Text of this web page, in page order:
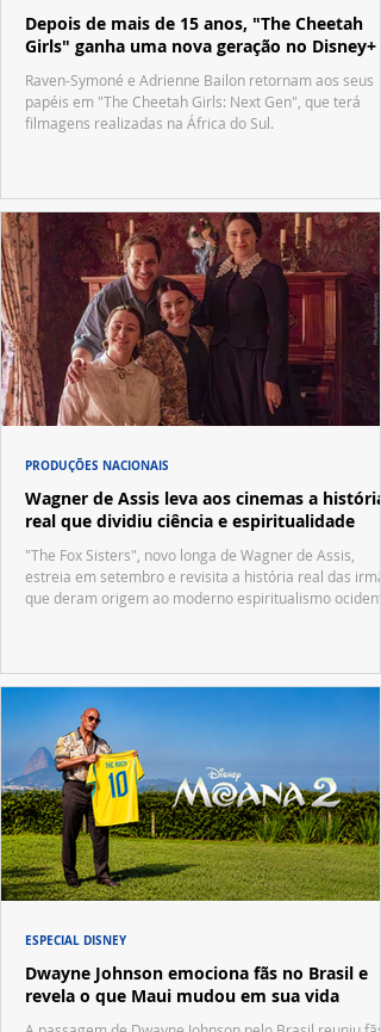
Depois de mais de 15 anos, "The Cheetah
Girls" ganha uma nova geração no Disney+
Raven-Symoné e Adrienne Bailon retornam aos seus
papéis em "The Cheetah Girls: Next Gen", que terá
filmagens realizadas na África do Sul.
Wagner de Assis leva aos cinemas a história
real que dividiu ciência e espiritualidade
"The Fox Sisters", novo longa de Wagner de Assis,
estreia em setembro e revisita a história real das
que deram origem ao moderno espiritualismo
PRODUÇÕES NACIONAIS
Dwayne Johnson emociona fãs no Brasil e
revela o que Maui mudou em sua vida
ESPECIAL DISNEY